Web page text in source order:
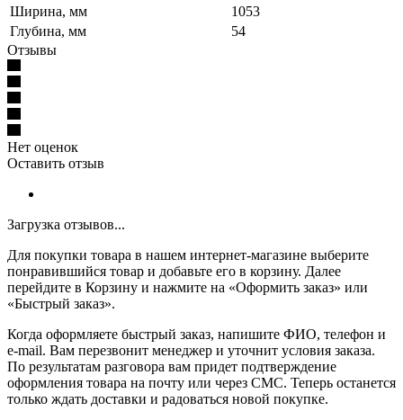
Ширина, мм
1053
Глубина, мм
54
Отзывы
Нет оценок
Оставить отзыв
Загрузка отзывов...
Для покупки товара в нашем интернет-магазине выберите
понравившийся товар и добавьте его в корзину. Далее
перейдите в Корзину и нажмите на «Оформить заказ» или
«Быстрый заказ».
Когда оформляете быстрый заказ, напишите ФИО, телефон и
e-mail. Вам перезвонит менеджер и уточнит условия заказа.
По результатам разговора вам придет подтверждение
оформления товара на почту или через СМС. Теперь останется
только ждать доставки и радоваться новой покупке.